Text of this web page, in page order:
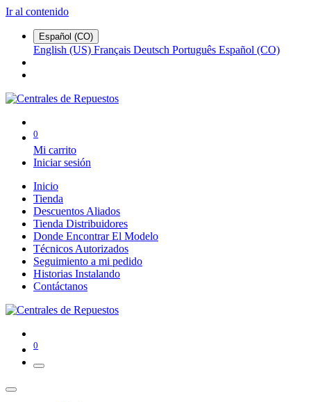
Ir al contenido
Español (CO)
English (US) Français Deutsch Português Español (CO)
0
Mi carrito
Iniciar sesión
Inicio
Tienda
Descuentos Aliados
Tienda Distribuidores
Donde Encontrar El Modelo
Técnicos Autorizados
Seguimiento a mi pedido
Historias Instalando
Contáctanos
0